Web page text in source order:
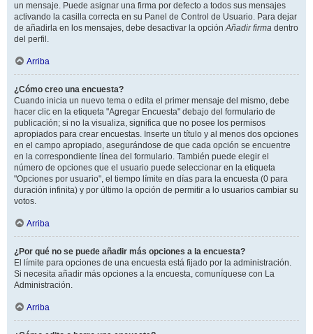
un mensaje. Puede asignar una firma por defecto a todos sus mensajes
activando la casilla correcta en su Panel de Control de Usuario. Para dejar
de añadirla en los mensajes, debe desactivar la opciónAñadir firma dentro
del perfil.
Arriba
¿Cómo creo una encuesta?
Cuando inicia un nuevo tema o edita el primer mensaje del mismo, debe
hacer clic en la etiqueta "Agregar Encuesta" debajo del formulario de
publicación; si no la visualiza, significa que no posee los permisos
apropiados para crear encuestas. Inserte un título y al menos dos opciones
en el campo apropiado, asegurándose de que cada opción se encuentre
en la correspondiente línea del formulario. También puede elegir el
número de opciones que el usuario puede seleccionar en la etiqueta
"Opciones por usuario", el tiempo límite en días para la encuesta (0 para
duración infinita) y por último la opción de permitir a lo usuarios cambiar su
votos.
Arriba
¿Por qué no se puede añadir más opciones a la encuesta?
El límite para opciones de una encuesta está fijado por la administración.
Si necesita añadir más opciones a la encuesta, comuníquese con La
Administración.
Arriba